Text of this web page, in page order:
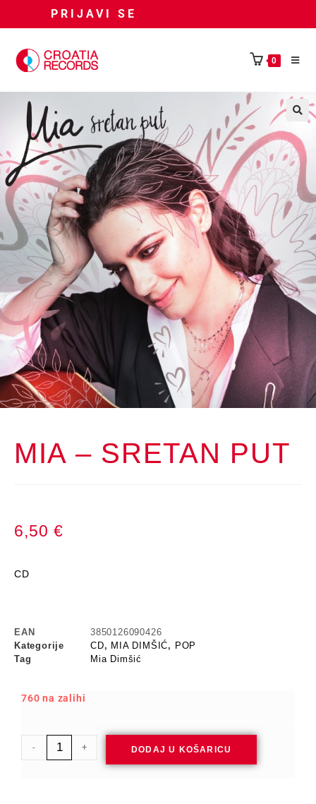
PRIJAVI SE
0
MIA – SRETAN PUT
6,50 €
CD
EAN
3850126090426
Kategorije
CD, MIA DIMŠIĆ, POP
Tag
Mia Dimšić
760 na zalihi
- + DODAJ U KOŠARICU